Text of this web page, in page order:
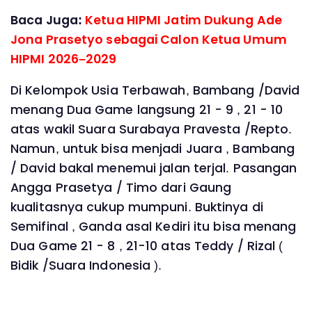
Baca Juga: Ketua HIPMI Jatim Dukung Ade
Jona Prasetyo sebagai Calon Ketua Umum
HIPMI 2026–2029
Di Kelompok Usia Terbawah, Bambang /David
menang Dua Game langsung 21 - 9 , 21 - 10
atas wakil Suara Surabaya Pravesta /Repto.
Namun, untuk bisa menjadi Juara , Bambang
/ David bakal menemui jalan terjal. Pasangan
Angga Prasetya / Timo dari Gaung
kualitasnya cukup mumpuni. Buktinya di
Semifinal , Ganda asal Kediri itu bisa menang
Dua Game 21 - 8 , 21-10 atas Teddy / Rizal (
Bidik /Suara Indonesia ).